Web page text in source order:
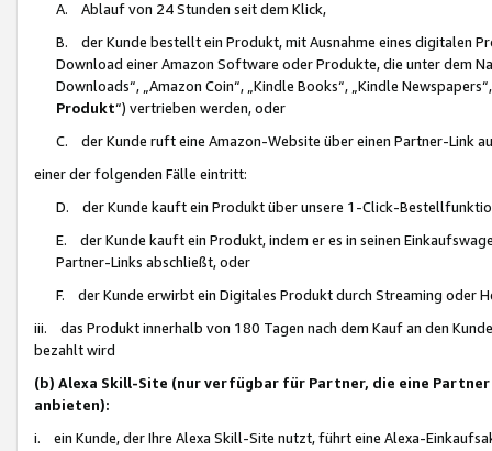
A. Ablauf von 24 Stunden seit dem Klick,
B. der Kunde bestellt ein Produkt, mit Ausnahme eines digitalen
Download einer Amazon Software oder Produkte, die unter dem
Downloads“, „Amazon Coin“, „Kindle Books“, „Kindle
Produkt“) vertrieben werden, oder
C. der Kunde ruft eine Amazon-Website über einen Partner-Link
einer der folgenden Fälle eintritt:
D. der Kunde kauft ein Produkt über unsere 1-Click-
E. der Kunde kauft ein Produkt, indem er es in seinen
Partner-Links abschließt, oder
F. der Kunde erwirbt ein Digitales Produkt durch Streaming oder
iii. das Produkt innerhalb von 180 Tagen nach dem Kauf an den
bezahlt wird
(b) Alexa Skill-Site (nur verfügbar für Partner, die eine
anbieten):
i. ein Kunde, der Ihre Alexa Skill-Site nutzt, führt eine Alexa-